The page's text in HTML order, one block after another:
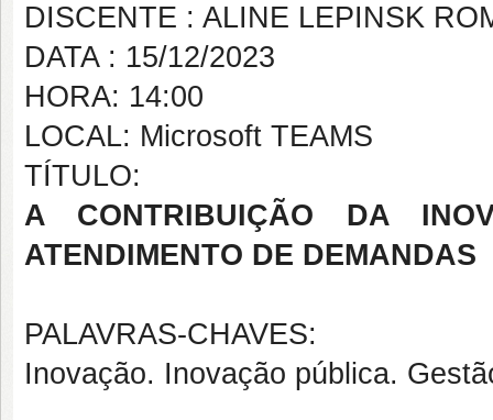
DISCENTE : ALINE LEPINSK
DATA : 15/12/2023
HORA: 14:00
LOCAL: Microsoft TEAMS
TÍTULO:
A CONTRIBUIÇÃO DA
ATENDIMENTO DE DEMANDAS
PALAVRAS-CHAVES:
Inovação. Inovação pública.